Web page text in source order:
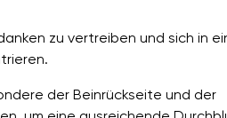
zu vertreiben und sich in
der Beinrückseite und der